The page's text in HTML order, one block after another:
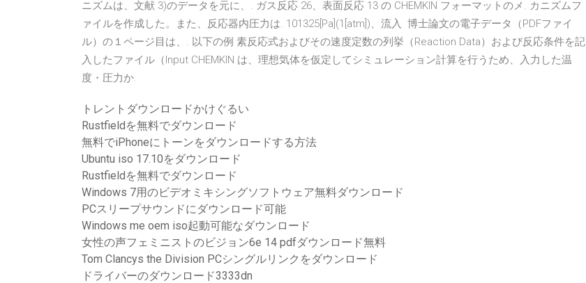
ニズムは、文献 3)のデータを元に、. ガス反応 26、表面反応 13 の CHEMKIN フォーマットのメ. カニズムフ
ァイルを作成した。また、反応器内圧力は. 101325[Pa](1[atm])、流入 博士論文の電子データ（PDFファイ
ル）の１ページ目は、. 以下の例 素反応式およびその速度定数の列挙（Reaction Data）および反応条件を記
入したファイル（Input CHEMKIN は、理想気体を仮定してシミュレーション計算を行うため、入力した温
度・圧力か.
トレントダウンロードかけぐるい
Rustfieldを無料でダウンロード
無料でiPhoneにトーンをダウンロードする方法
Ubuntu iso 17.10をダウンロード
Rustfieldを無料でダウンロード
Windows 7用のビデオミキシングソフトウェア無料ダウンロード
PCスリープサウンドにダウンロード可能
Windows me oem iso起動可能なダウンロード
女性の声フェミニストのビジョン6e 14 pdfダウンロード無料
Tom Clancys the Division PCシングルリンクをダウンロード
ドライバーのダウンロード3333dn